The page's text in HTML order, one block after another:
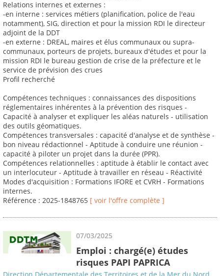
Relations internes et externes :
-en interne : services métiers (planification, police de l'eau
notamment), SIG, direction et pour la mission RDI le directeur
adjoint de la DDT
-en externe : DREAL, maires et élus communaux ou supra-
communaux, porteurs de projets, bureaux d'études et pour la
mission RDI le bureau gestion de crise de la préfecture et le
service de prévision des crues
Profil recherché
Compétences techniques : connaissances des dispositions
réglementaires inhérentes à la prévention des risques -
Capacité à analyser et expliquer les aléas naturels - utilisation
des outils géomatiques.
Compétences transversales : capacité d'analyse et de synthèse -
bon niveau rédactionnel - Aptitude à conduire une réunion -
capacité à piloter un projet dans la durée (PPR).
Compétences relationnelles : aptitude à établir le contact avec
un interlocuteur - Aptitude à travailler en réseau - Réactivité
Modes d'acquisition : Formations IFORE et CVRH - Formations
internes.
Référence : 2025-1848765 [ voir l'offre complète ]
07/03/2025
Emploi : chargé(e) études
risques PAPI PAPRICA